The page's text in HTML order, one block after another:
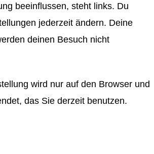
beeinflussen, steht links. Du
jederzeit ändern. Deine
deinen Besuch nicht
wird nur auf den Browser und
das Sie derzeit benutzen.